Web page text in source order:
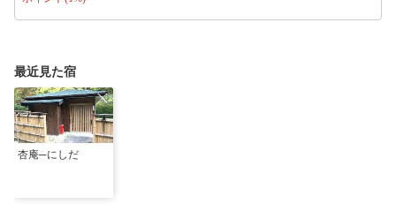
最近見た宿
杏庵─にしだ